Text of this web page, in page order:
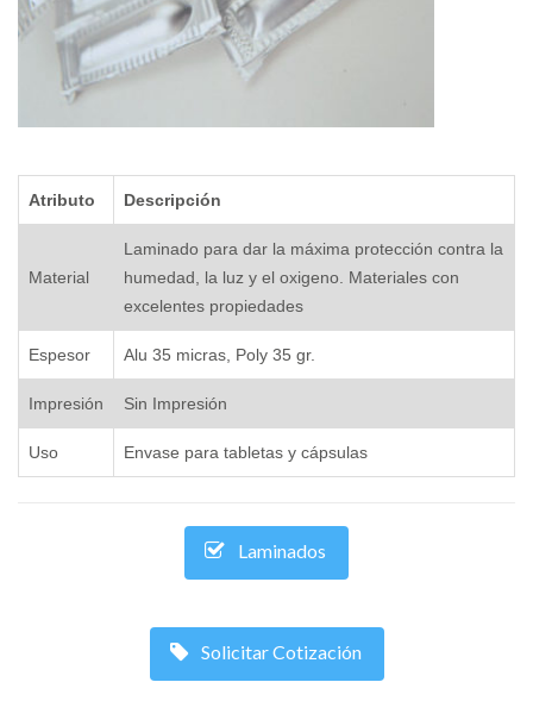
Atributo Descripción
Material
Laminado para dar la máxima protección contra la
humedad, la luz y el oxigeno. Materiales con
excelentes propiedades
Espesor Alu 35 micras, Poly 35 gr.
Impresión Sin Impresión
Uso Envase para tabletas y cápsulas
Laminados
Solicitar Cotización